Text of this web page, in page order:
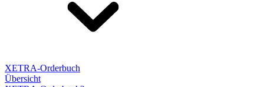
XETRA-Orderbuch
Übersicht